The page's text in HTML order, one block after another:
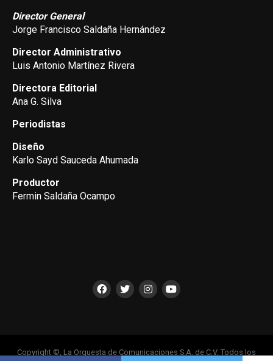
Director General
Jorge Francisco Saldaña Hernández
Director Administrativo
Luis Antonio Martínez Rivera
Directora Editorial
Ana G. Silva
Periodistas
Diseño
Karlo Sayd Sauceda Ahumada
Productor
Fermin Saldaña Ocampo
Copyright ©, La Orquesta de Comunicaciones S.A. de C.V. Todos los